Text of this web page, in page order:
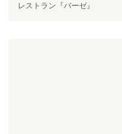
レストラン『バーゼ』